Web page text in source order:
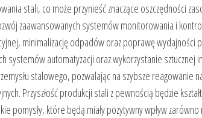
stali, co może przynieść znaczące oszczędności
zaawansowanych systemów monitorowania i
minimalizację odpadów oraz poprawę wydajności
systemów automatyzacji oraz wykorzystanie sztucznej
stalowego, pozwalając na szybsze reagowanie
Przyszłość produkcji stali z pewnością będzie
pomysły, które będą miały pozytywny wpływ